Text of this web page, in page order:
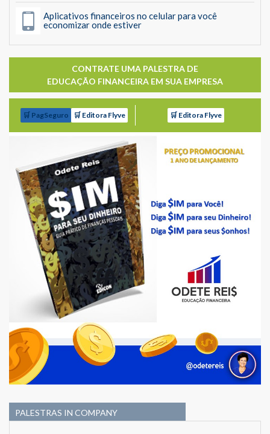
Aplicativos financeiros no celular para você
economizar onde estiver
CONTRATE UMA PALESTRA DE
EDUCAÇÃO FINANCEIRA EM SUA EMPRESA
🛒 PagSeguro 🛒 Editora Flyve 🛒 Editora Flyve
PALESTRAS IN COMPANY